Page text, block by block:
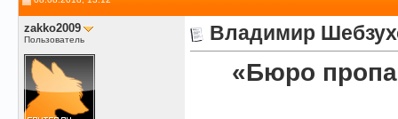
zakko2009
Пользователь Владимир
«Бюро